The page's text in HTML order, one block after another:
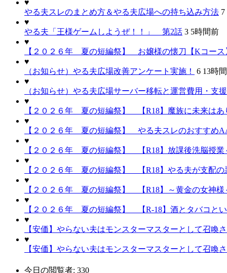
♥
やる夫スレのまとめ方＆やる夫広場への持ち込み方法 7
♥
やる夫「王様ゲームしようぜ！！」 第2話 3 5時間前
♥
【２０２６年 夏の短編祭】 お嬢様の懐刀【Kコース
♥
（お知らせ）やる夫広場改善アンケート実施！
6 13時
♥
（お知らせ）やる夫広場サーバー移転と運営費用・支
♥
【２０２６年 夏の短編祭】 【R18】魔族に未来は
♥
【２０２６年 夏の短編祭】 やる夫スレのおすすめ
♥
【２０２６年 夏の短編祭】 【R18】放課後洗脳授
♥
【２０２６年 夏の短編祭】 【R18】やる夫が支配の
♥
【２０２６年 夏の短編祭】 【R18】～黄金の女神
♥
【２０２６年 夏の短編祭】 【R-18】酒とタバコと
♥
【安価】やらない夫はモンスターマスターとして召
♥
【安価】やらない夫はモンスターマスターとして召
今日の閲覧者: 330